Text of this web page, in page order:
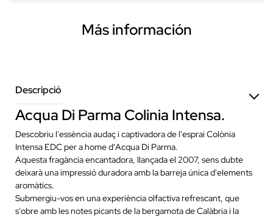
Más información
Descripció
Acqua Di Parma Colinia Intensa.
Descobriu l'essència audaç i captivadora de l'esprai Colònia
Intensa EDC per a home d'Acqua Di Parma.
Aquesta fragància encantadora, llançada el 2007, sens dubte
deixarà una impressió duradora amb la barreja única d'elements
aromàtics.
Submergiu-vos en una experiència olfactiva refrescant, que
s'obre amb les notes picants de la bergamota de Calàbria i la